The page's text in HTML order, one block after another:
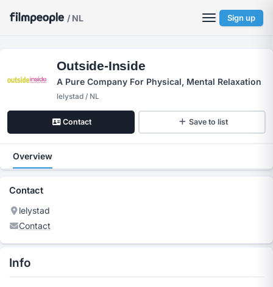
/ NL Sign up
Outside-Inside
A Pure Company For Physical, Mental Relaxation
lelystad / NL
Contact Save to list
Overview
Contact
lelystad
Contact
Info